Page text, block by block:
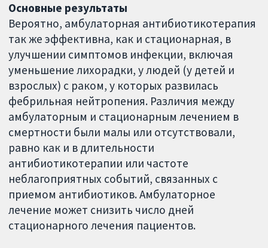
Основные результаты
Вероятно, амбулаторная антибиотикотерапия
так же эффективна, как и стационарная, в
улучшении симптомов инфекции, включая
уменьшение лихорадки, у людей (у детей и
взрослых) с раком, у которых развилась
фебрильная нейтропения. Различия между
амбулаторным и стационарным лечением в
смертности были малы или отсутствовали,
равно как и в длительности
антибиотикотерапии или частоте
неблагоприятных событий, связанных с
приемом антибиотиков. Амбулаторное
лечение может снизить число дней
стационарного лечения пациентов.